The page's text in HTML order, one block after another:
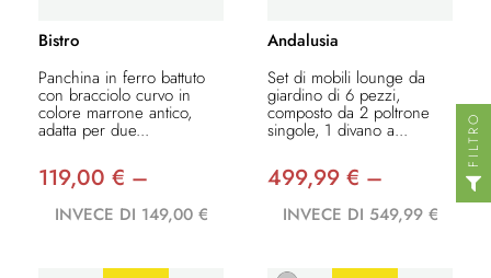
Bistro
Panchina in ferro battuto
con bracciolo curvo in
colore marrone antico,
adatta per due...
119,00 € –
INVECE DI 149,00 €
Andalusia
Set di mobili lounge da
giardino di 6 pezzi,
composto da 2 poltrone
singole, 1 divano a...
499,99 € –
INVECE DI 549,99 €
FILTRO